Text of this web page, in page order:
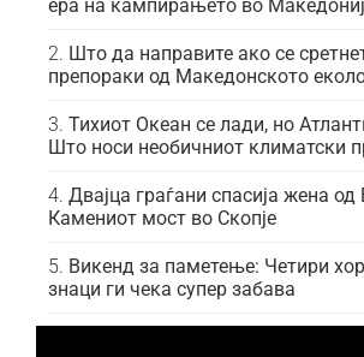
ера на кампирањето во
Што да направите ако се
препораки од Македонското
Тихиот Океан се лади, но
Што носи необичниот климатски
Двајца граѓани спасија жена од
Камениот мост во Скопје
Викенд за паметење: Четири
знаци ги чека супер забава